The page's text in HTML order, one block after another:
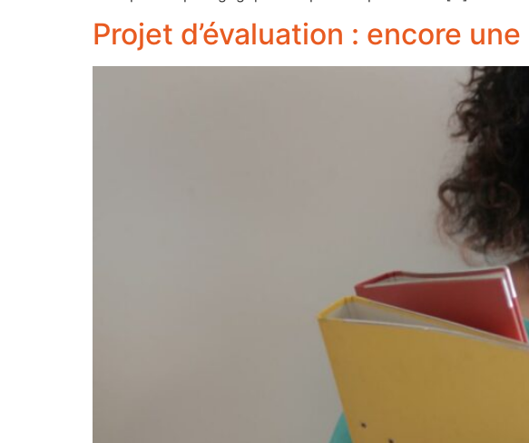
Projet d’évaluation : encore